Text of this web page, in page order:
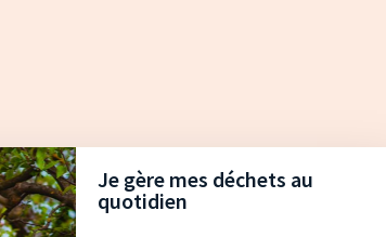
Je gère mes déchets au
quotidien